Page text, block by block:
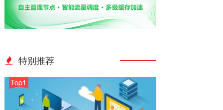
特别推荐
Top1